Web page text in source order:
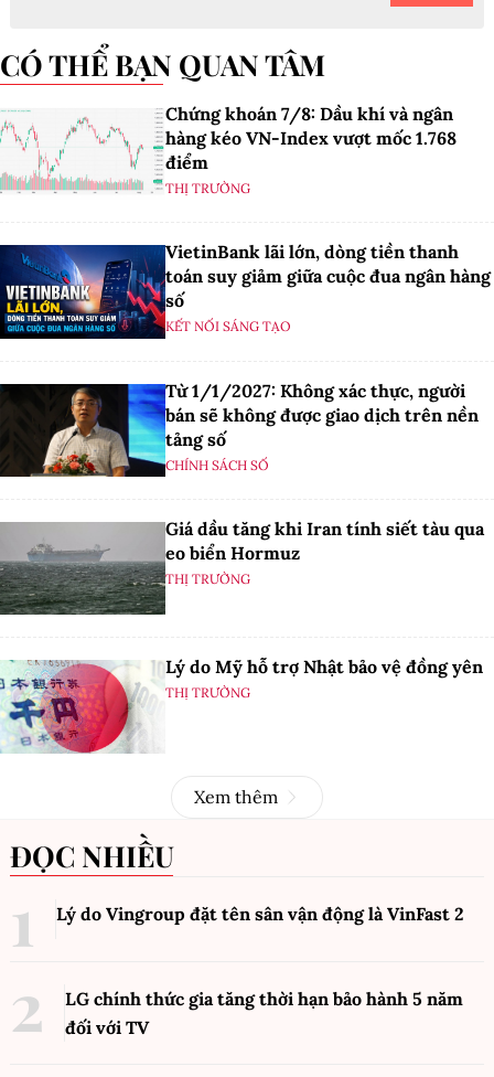
CÓ THỂ BẠN QUAN TÂM
Chứng khoán 7/8: Dầu khí và ngân
hàng kéo VN-Index vượt mốc 1.768
điểm
THỊ TRƯỜNG
VietinBank lãi lớn, dòng tiền thanh
toán suy giảm giữa cuộc đua ngân hàng
số
KẾT NỐI SÁNG TẠO
Từ 1/1/2027: Không xác thực, người
bán sẽ không được giao dịch trên nền
tảng số
CHÍNH SÁCH SỐ
Giá dầu tăng khi Iran tính siết tàu qua
eo biển Hormuz
THỊ TRƯỜNG
Lý do Mỹ hỗ trợ Nhật bảo vệ đồng yên
THỊ TRƯỜNG
Xem thêm
ĐỌC NHIỀU
Lý do Vingroup đặt tên sân vận động là VinFast 2
LG chính thức gia tăng thời hạn bảo hành 5 năm
đối với TV